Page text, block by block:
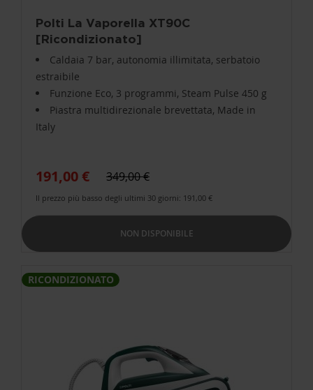
Polti La Vaporella XT90C
[Ricondizionato]
Caldaia 7 bar, autonomia illimitata, serbatoio
estraibile
Funzione Eco, 3 programmi, Steam Pulse 450 g
Piastra multidirezionale brevettata, Made in
Italy
191,00 € 349,00 €
Il prezzo più basso degli ultimi 30 giorni: 191,00 €
NON DISPONIBILE
RICONDIZIONATO